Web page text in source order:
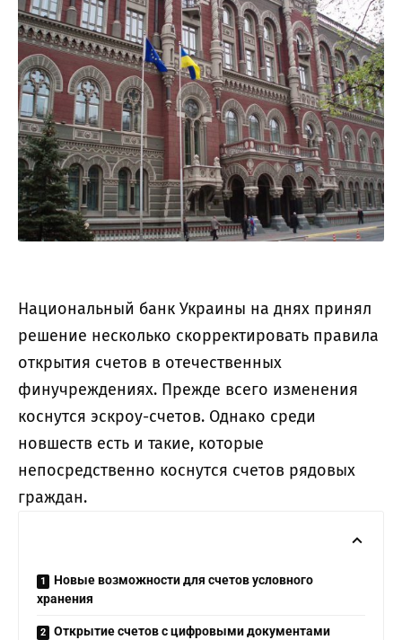
Национальный банк Украины на днях принял
решение несколько скорректировать правила
открытия счетов в отечественных
финучреждениях. Прежде всего изменения
коснутся эскроу-счетов. Однако среди
новшеств есть и такие, которые
непосредственно коснутся счетов рядовых
граждан.
Новые возможности для счетов условного
хранения
Открытие счетов с цифровыми документами